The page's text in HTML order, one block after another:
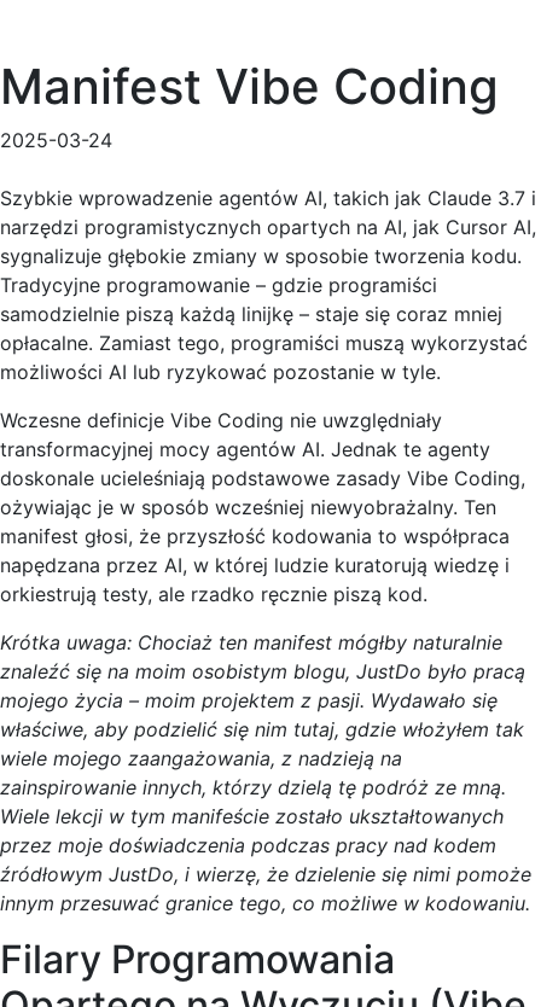
Manifest Vibe Coding
2025-03-24
Szybkie wprowadzenie agentów AI, takich jak Claude 3.7 i
narzędzi programistycznych opartych na AI, jak Cursor AI,
sygnalizuje głębokie zmiany w sposobie tworzenia kodu.
Tradycyjne programowanie – gdzie programiści
samodzielnie piszą każdą linijkę – staje się coraz mniej
opłacalne. Zamiast tego, programiści muszą wykorzystać
możliwości AI lub ryzykować pozostanie w tyle.
Wczesne definicje Vibe Coding nie uwzględniały
transformacyjnej mocy agentów AI. Jednak te agenty
doskonale ucieleśniają podstawowe zasady Vibe Coding,
ożywiając je w sposób wcześniej niewyobrażalny. Ten
manifest głosi, że przyszłość kodowania to współpraca
napędzana przez AI, w której ludzie kuratorują wiedzę i
orkiestrują testy, ale rzadko ręcznie piszą kod.
Krótka uwaga: Chociaż ten manifest mógłby naturalnie
znaleźć się na moim osobistym blogu, JustDo było pracą
mojego życia – moim projektem z pasji. Wydawało się
właściwe, aby podzielić się nim tutaj, gdzie włożyłem tak
wiele mojego zaangażowania, z nadzieją na
zainspirowanie innych, którzy dzielą tę podróż ze mną.
Wiele lekcji w tym manifeście zostało ukształtowanych
przez moje doświadczenia podczas pracy nad kodem
źródłowym JustDo, i wierzę, że dzielenie się nimi pomoże
innym przesuwać granice tego, co możliwe w kodowaniu.
Filary Programowania